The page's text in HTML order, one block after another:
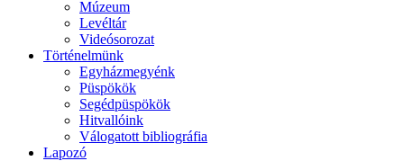
Múzeum
Levéltár
Videósorozat
Történelmünk
Egyházmegyénk
Püspökök
Segédpüspökök
Hitvallóink
Válogatott bibliográfia
Lapozó